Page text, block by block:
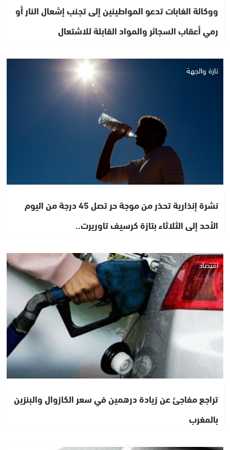
ووكالة الغابات تدعو المواطينين إلى تجنب إشعال النار أو
رمي أعقاب السجائر والمواد القابلة للاشتعال
تازة والجهة
نشرة إنذارية تحذر من موجة حر تصل 45 درجة من اليوم
الأحد إلى الثلاثاء بتازة كرسيف تاوريرت..
اقتصاد
تراجع مفاجئ عن زيادة درهمين في سعر الكازوال والبنزين
بالمغرب